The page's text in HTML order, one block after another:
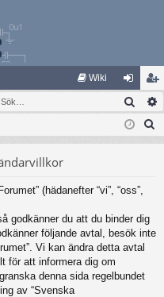
Wiki
og
ga
li
m
Sök
(hädanefter “vi”, “oss”,
godkänner du att du binder dig
följande avtal, besök inte
Vi kan ändra detta avtal
för att informera dig om
denna sida regelbundet
av “Svenska